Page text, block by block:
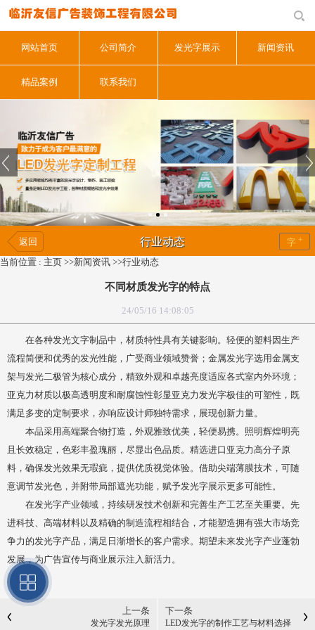
网站首页 公司简介 发光字展示 新闻资讯
精品案例 联系我们
返回 行业动态 字 +
当前位置 : 主页 >>新闻资讯 >>行业动态
不同材质发光字的特点
24/05/16 14:08:05
在各种发光文字制品中，材质特性具有关键影响。轻便的塑料因生产
流程简便和优秀的发光性能，广受商业领域赞誉；金属发光字选用金属支
架与发光二极管为核心成分，精致外观和卓越亮度适应各式室内外环境；
亚克力材质以极高透明度和耐腐蚀性彰显亚克力发光字极佳的可塑性，既
满足多变的定制要求，亦响应设计师独特需求，展现创新力量。
本品采用高端聚合物打造，外观雅致优美，轻便易携。照明辉煌明亮
且长效稳定，色彩丰盈瑰丽，尽显出色品质。精选进口亚克力高分子原
料，确保发光效果无瑕疵，提供优质视觉体验。借助尖端薄膜技术，可随
意调节发光色，并附带局部遮光功能，赋予发光字展示更多可能性。
在发光字产业领域，持续研发技术创新和完善生产工艺至关重要。先
进科技、高端材料以及精确的制造流程相结合，才能塑造拥有强大市场竞
争力的发光字产品，满足日渐增长的客户需求。期望未来发光字产业蓬勃
发展，为广告宣传与商业展示注入新活力。
上一条
发光字发光原理
下一条
LED发光字的制作工艺与材料选择